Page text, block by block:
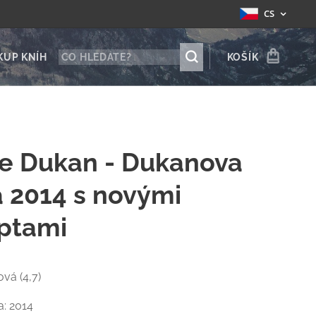
CS
KNÍH KOŠÍK
Dukan - Dukanova
2014 s novými
(4,7)
2014